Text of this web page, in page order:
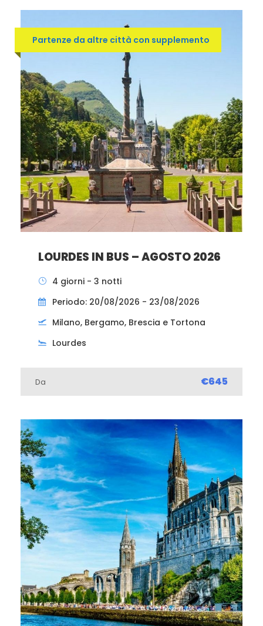
Partenze da altre città con supplemento
LOURDES IN BUS – AGOSTO 2026
4 giorni - 3 notti
Periodo: 20/08/2026 - 23/08/2026
Milano, Bergamo, Brescia e Tortona
Lourdes
Da €645